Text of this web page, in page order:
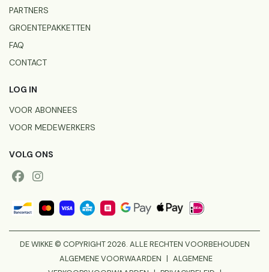
PARTNERS
GROENTEPAKKETTEN
FAQ
CONTACT
LOG IN
VOOR ABONNEES
VOOR MEDEWERKERS
VOLG ONS
DE WIKKE © COPYRIGHT 2026. ALLE RECHTEN VOORBEHOUDEN
ALGEMENE VOORWAARDEN | ALGEMENE